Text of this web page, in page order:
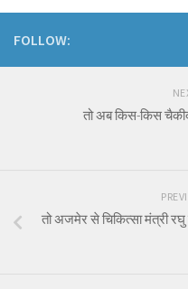
FOLLOW:
तो अब किस-किस
तो अजमेर से चिकित्सा मंत्री